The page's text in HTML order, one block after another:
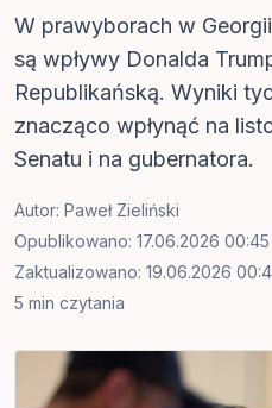
W prawyborach w
są wpływy Donalda
Republikańską. Wyniki
znacząco wpłynąć na
Senatu i na gubernatora.
Autor: Paweł Zieliński
Opublikowano: 17.06.2026 00:45
Zaktualizowano: 19.06.2026
5 min czytania